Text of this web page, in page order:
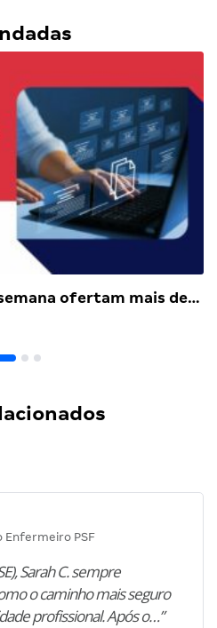
ofertam mais de…
Enfermeiro PSF
Sarah C. sempre
o caminho mais seguro
profissional. Após o…”